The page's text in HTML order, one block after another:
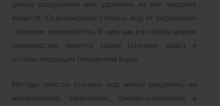
целью разрушения или удаления из них вредных
веществ. Освобождение сточных вод от загрязнения
- сложное производство. В нем, как и в любом другом
производстве имеется сырье (сточные воды) и
готовая продукция (очищенная вода).
Методы очистки сточных вод можно разделить на
механические, химические, физико-химические и